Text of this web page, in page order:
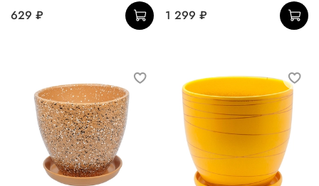
629 ₽
1 299 ₽